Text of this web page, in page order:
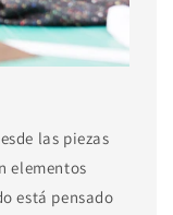
las piezas
elementos
está pensado